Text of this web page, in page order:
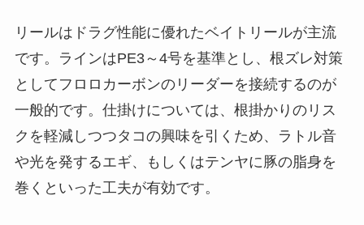
リールはドラグ性能に優れたベイトリールが主流
です。ラインはPE3～4号を基準とし、根ズレ対策
としてフロロカーボンのリーダーを接続するのが
一般的です。仕掛けについては、根掛かりのリス
クを軽減しつつタコの興味を引くため、ラトル音
や光を発するエギ、もしくはテンヤに豚の脂身を
巻くといった工夫が有効です。